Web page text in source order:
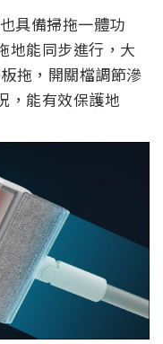
具備掃拖一體功
地能同步進行，大
拖，開關檔調節滲
，能有效保護地